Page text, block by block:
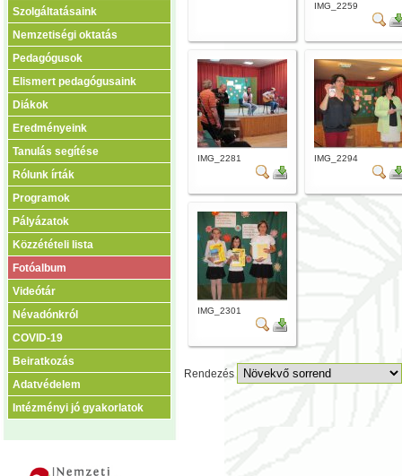
Szolgáltatásaink
Nemzetiségi oktatás
Pedagógusok
Elismert pedagógusaink
Diákok
Eredményeink
Tanulás segítése
Rólunk írták
Programok
Pályázatok
Közzétételi lista
Fotóalbum
Videótár
Névadónkról
COVID-19
Beiratkozás
Adatvédelem
Intézményi jó gyakorlatok
IMG_2259
IMG_2281 IMG_2294
IMG_2301
Rendezés